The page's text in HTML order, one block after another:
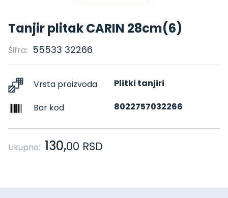
Tanjir plitak CARIN 28cm(6)
Šifra: 55533 32266
Vrsta proizvoda Plitki tanjiri
Bar kod 8022757032266
Ukupno: 130,00 RSD